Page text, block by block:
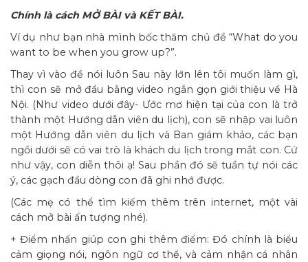
Chính là cách MỞ BÀI và KẾT BÀI.
Ví dụ như bạn nhà mình bốc thăm chủ đề “What do you
want to be when you grow up?”.
Thay vì vào đề nói luôn Sau này lớn lên tôi muốn làm gì,
thì con sẽ mở đầu bằng video ngắn gọn giới thiệu về Hà
Nội. (Như video dưới đây- Ước mơ hiện tại của con là trở
thành một Hướng dẫn viên du lịch), con sẽ nhập vai luôn
một Hướng dẫn viên du lịch và Ban giám khảo, các bạn
ngồi dưới sẽ có vai trò là khách du lịch trong mắt con. Cứ
như vậy, con diễn thôi ạ! Sau phần đó sẽ tuần tự nói các
ý, các gạch đầu dòng con đã ghi nhớ được.
(Các mẹ có thể tìm kiếm thêm trên internet, một vài
cách mở bài ấn tượng nhé).
+ Điểm nhấn giúp con ghi thêm điểm: Đó chính là biểu
cảm giọng nói, ngôn ngữ cơ thể, và cảm nhận cá nhân